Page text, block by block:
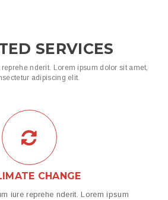
SERVICES
nderit. Lorem ipsum dolor sit amet,
adipiscing elit.
CHANGE
iure reprehe nderit. Lorem ipsum